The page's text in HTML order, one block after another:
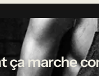
ça marche